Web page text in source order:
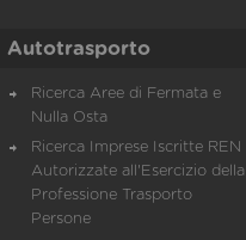
Autotrasporto
Ricerca Aree di Fermata e
Nulla Osta
Ricerca Imprese Iscritte REN
Autorizzate all'Esercizio della
Professione Trasporto
Persone